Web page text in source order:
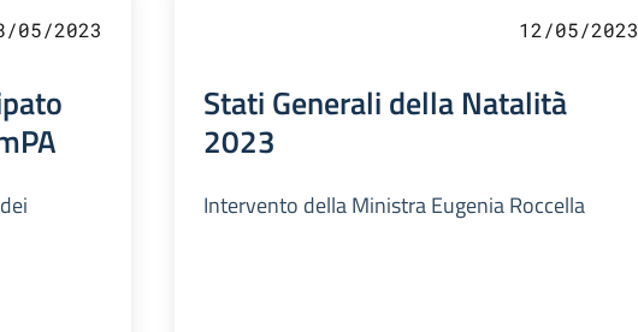
05/2023 12/05/2023
Stati Generali della Natalità
2023
Intervento della Ministra Eugenia Roccella